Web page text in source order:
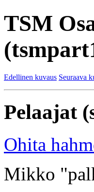
TSM
Edellinen kuvaus Seuraava
Pelaajat
Ohita
Mikko